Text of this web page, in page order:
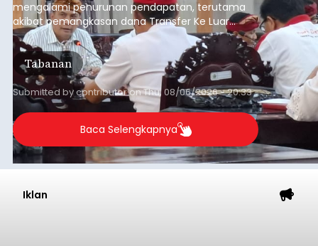
mengalami penurunan pendapatan, terutama
akibat pemangkasan dana Transfer Ke Luar
Daerah (TKD) dari pemerintah pusat.
Tabanan
Submitted bycontributoronThu, 08/06/2026 - 20:33
Baca Selengkapnya
Iklan